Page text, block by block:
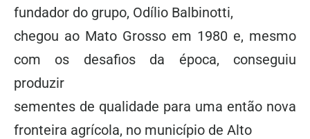
fundador do grupo, Odílio Balbinotti,
chegou ao Mato Grosso em 1980 e, mesmo
com os desafios da época, conseguiu
produzir
sementes de qualidade para uma então nova
fronteira agrícola, no município de Alto